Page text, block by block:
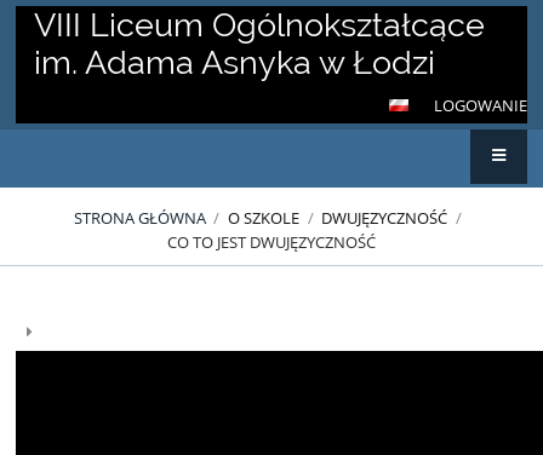
VIII Liceum Ogólnokształcące
im. Adama Asnyka w Łodzi
LOGOWANIE
STRONA GŁÓWNA / O SZKOLE / DWUJĘZYCZNOŚĆ /
CO TO JEST DWUJĘZYCZNOŚĆ
Co